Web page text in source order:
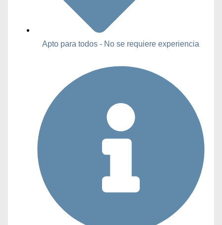
Apto para todos - No se requiere experiencia